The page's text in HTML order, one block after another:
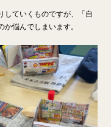
していくものですが、「自
悩んでしまいます。